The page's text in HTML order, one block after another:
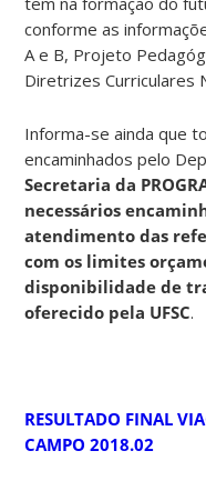
conforme as
A e B, Projeto
Diretrizes Curriculares
Informa-se ainda que
encaminhados pelo
Secretaria da
necessários
atendimento das
com os limites
disponibilidade de
oferecido pela UFSC.
RESULTADO FINAL
CAMPO 2018.02